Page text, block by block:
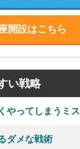
開設はこちら
い戦略
やってしまうミス
ダメな戦術